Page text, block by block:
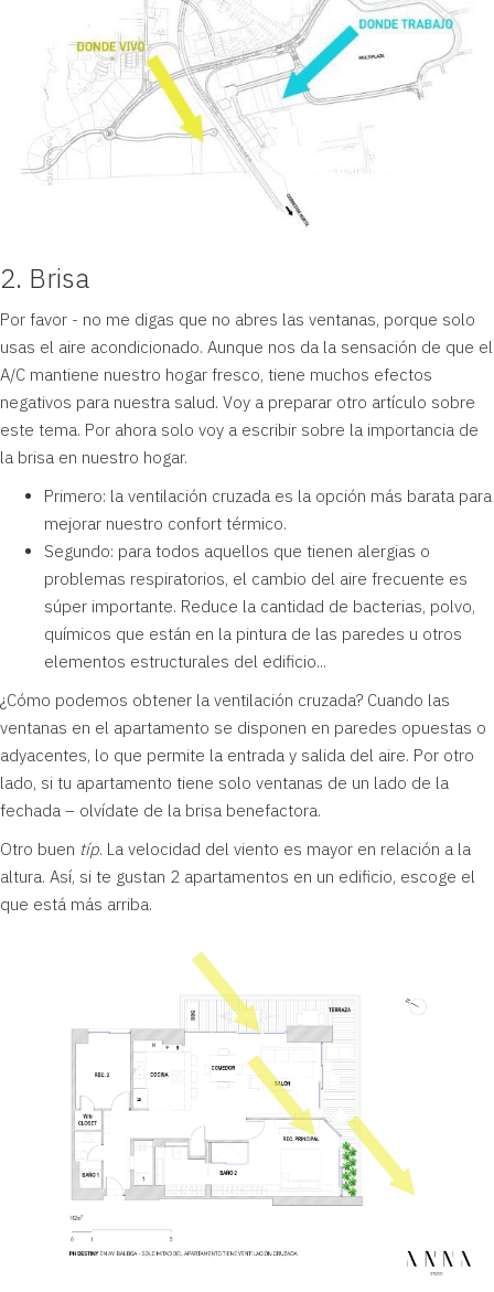
2. Brisa
Por favor - no me digas que no abres las ventanas, porque solo
usas el aire acondicionado. Aunque nos da la sensación de que el
A/C mantiene nuestro hogar fresco, tiene muchos efectos
negativos para nuestra salud. Voy a preparar otro artículo sobre
este tema. Por ahora solo voy a escribir sobre la importancia de
la brisa en nuestro hogar.
Primero: la ventilación cruzada es la opción más barata para
mejorar nuestro confort térmico.
Segundo: para todos aquellos que tienen alergias o
problemas respiratorios, el cambio del aire frecuente es
súper importante. Reduce la cantidad de bacterias, polvo,
químicos que están en la pintura de las paredes u otros
elementos estructurales del edificio...
¿Cómo podemos obtener la ventilación cruzada? Cuando las
ventanas en el apartamento se disponen en paredes opuestas o
adyacentes, lo que permite la entrada y salida del aire. Por otro
lado, si tu apartamento tiene solo ventanas de un lado de la
fechada – olvídate de la brisa benefactora.
Otro buen típ. La velocidad del viento es mayor en relación a la
altura. Así, si te gustan 2 apartamentos en un edificio, escoge el
que está más arriba.